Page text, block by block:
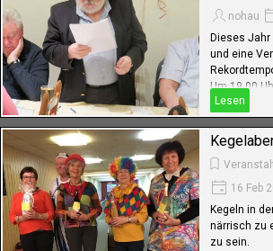
nohau
Dieses
und eine
Um 19.00
zur Vesper
pfälzisch
Lesen
16 Feb
Kegeln in
närrisch zu
zu sein.